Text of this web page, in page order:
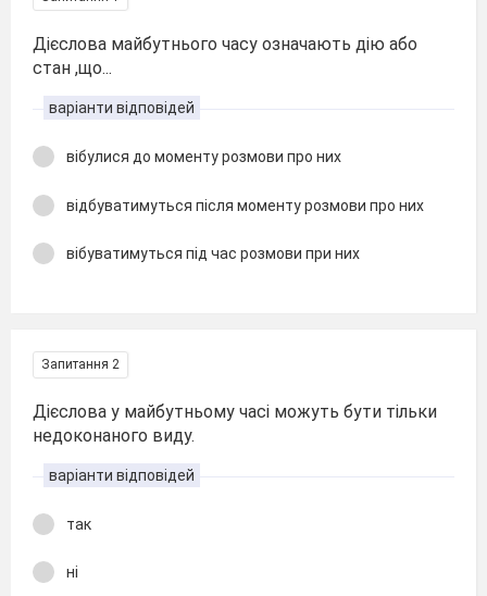
Дієслова майбутнього часу означають дію або
стан ,що...
варіанти відповідей
вібулися до моменту розмови про них
відбуватимуться після моменту розмови про них
вібуватимуться під час розмови при них
Запитання 2
Дієслова у майбутньому часі можуть бути тільки
недоконаного виду.
варіанти відповідей
так
ні